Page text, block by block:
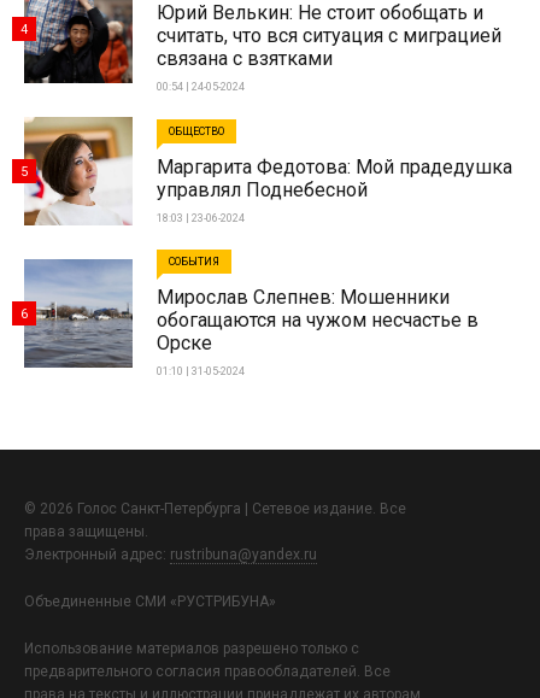
Юрий Велькин: Не стоит обобщать и
считать, что вся ситуация с миграцией
связана с взятками
00:54 | 24-05-2024
4
ОБЩЕСТВО
Маргарита Федотова: Мой прадедушка
управлял Поднебесной
18:03 | 23-06-2024
5
СОБЫТИЯ
Мирослав Слепнев: Мошенники
обогащаются на чужом несчастье в
Орске
01:10 | 31-05-2024
6
© 2026 Голос Санкт-Петербурга | Сетевое издание. Все
права защищены.
Электронный адрес: rustribuna@yandex.ru
Объединенные СМИ «РУСТРИБУНА»
Использование материалов разрешено только с
предварительного согласия правообладателей. Все
права на тексты и иллюстрации принадлежат их авторам.